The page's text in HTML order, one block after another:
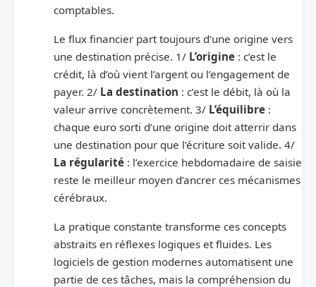
comptables.
Le flux financier part toujours d’une origine vers
une destination précise. 1/ L’origine : c’est le
crédit, là d’où vient l’argent ou l’engagement de
payer. 2/ La destination : c’est le débit, là où la
valeur arrive concrètement. 3/ L’équilibre :
chaque euro sorti d’une origine doit atterrir dans
une destination pour que l’écriture soit valide. 4/
La régularité : l’exercice hebdomadaire de saisie
reste le meilleur moyen d’ancrer ces mécanismes
cérébraux.
La pratique constante transforme ces concepts
abstraits en réflexes logiques et fluides. Les
logiciels de gestion modernes automatisent une
partie de ces tâches, mais la compréhension du